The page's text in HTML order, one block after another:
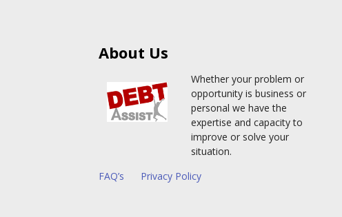
About Us
Whether your problem or
opportunity is business or
personal we have the
expertise and capacity to
improve or solve your
situation.
FAQ’s
Privacy Policy